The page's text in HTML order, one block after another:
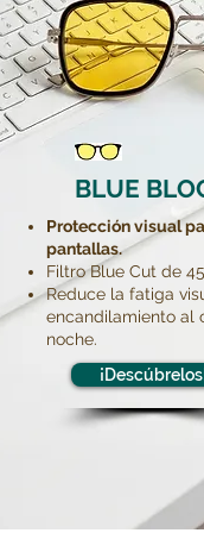
BLUE
Protección visual
pantallas.
Filtro Blue Cut de
Reduce la fatiga
encandilamiento al
noche.